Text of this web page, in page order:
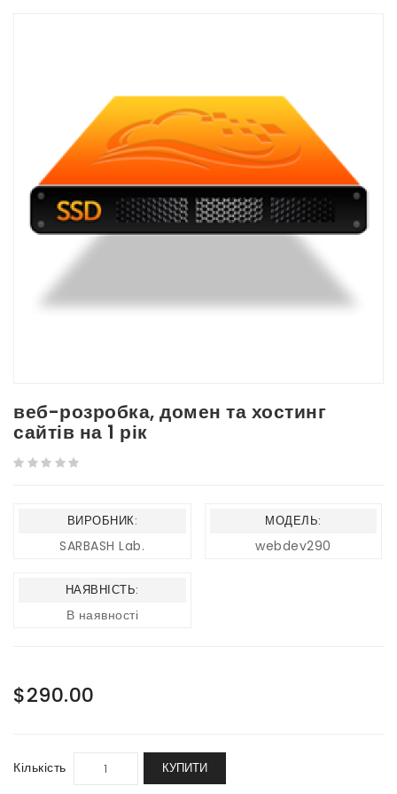
веб-розробка, домен та хостинг
сайтів на 1 рік
ВИРОБНИК:
SARBASH Lab.
МОДЕЛЬ:
webdev290
НАЯВНІСТЬ:
В наявності
$290.00
Кількість КУПИТИ